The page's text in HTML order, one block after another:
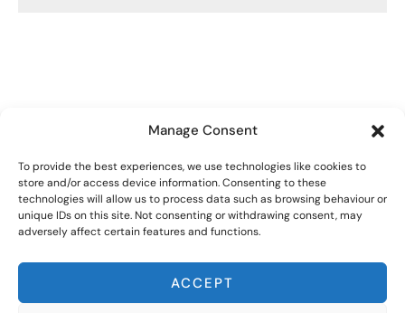
Manage Consent
To provide the best experiences, we use technologies like cookies to
store and/or access device information. Consenting to these
technologies will allow us to process data such as browsing behaviour or
unique IDs on this site. Not consenting or withdrawing consent, may
adversely affect certain features and functions.
ACCEPT
Website byEdenic Digital